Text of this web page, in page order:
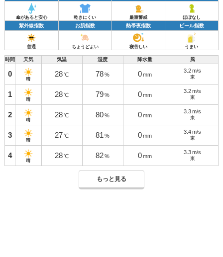
傘があると安心 乾きにくい 厳重警戒 ほぼなし
紫外線指数 お肌指数 熱帯夜指数 ビール指数
普通 ちょうどよい 寝苦しい うまい
時間 天気 気温 湿度 降水量 風
0
晴
28 ℃ 78 % 0 mm
3.2 m/s
東
1
晴
28 ℃ 79 % 0 mm
3.2 m/s
東
2
晴
28 ℃ 80 % 0 mm
3.3 m/s
東
3
晴
27 ℃ 81 % 0 mm
3.4 m/s
東
4
晴
28 ℃ 82 % 0 mm
3.3 m/s
東
もっと見る